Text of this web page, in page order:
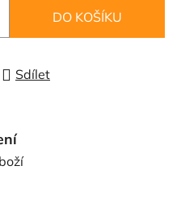
DO KOŠÍKU
Sdílet